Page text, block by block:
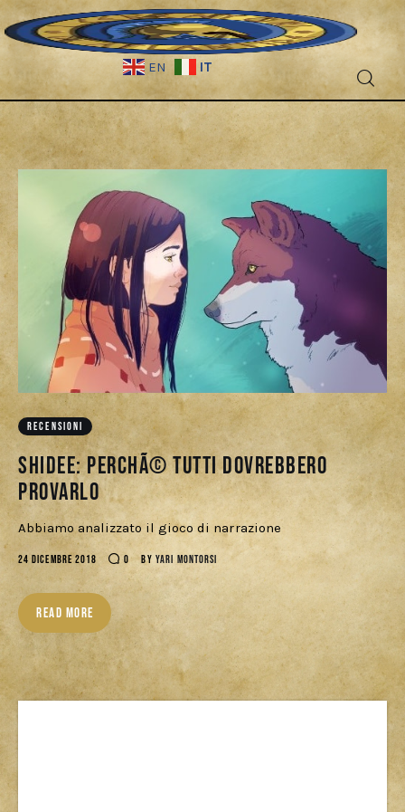
EN IT
Fantascienza
Games
Recensioni
Libri e fumetti
Cercatori
Download
RECENSIONI
Shidee: perchÃ© tutti dovrebbero
provarlo
Abbiamo analizzato il gioco di narrazione
24 DICEMBRE 2018 0 BY YARI MONTORSI
READ MORE